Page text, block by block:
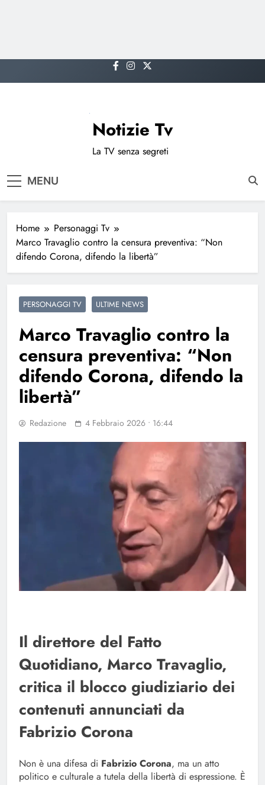
to
Notizie Tv
La TV senza segreti
MENU
Home
Personaggi Tv
Marco Travaglio contro la censura preventiva: “Non
difendo Corona, difendo la libertà”
PERSONAGGI TV ULTIME NEWS
Marco Travaglio contro la
censura preventiva: “Non
difendo Corona, difendo la
libertà”
Redazione 4 Febbraio 2026 • 16:44
Il direttore del Fatto
Quotidiano, Marco Travaglio,
critica il blocco giudiziario dei
contenuti annunciati da
Fabrizio Corona
Non è una difesa di Fabrizio Corona, ma un atto
politico e culturale a tutela della libertà di espressione. È